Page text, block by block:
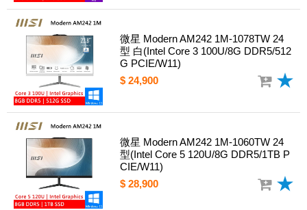
微星 Modern AM242 1M-1078TW 24
型 白(Intel Core 3 100U/8G DDR5/512
G PCIE/W11)
$ 24,900
微星 Modern AM242 1M-1060TW 24
型(Intel Core 5 120U/8G DDR5/1TB P
CIE/W11)
$ 28,900